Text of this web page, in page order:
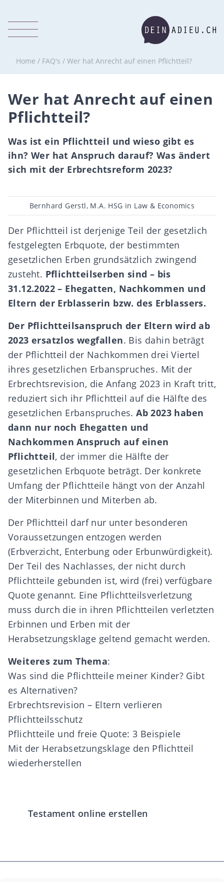
Home / FAQ's / Wer hat Anrecht auf einen Pflichtteil?
Wer hat Anrecht auf einen
Pflichtteil?
Was ist ein Pflichtteil und wieso gibt es
ihn? Wer hat Anspruch darauf? Was ändert
sich mit der Erbrechtsreform 2023?
Beitragsautor
Bernhard Gerstl, M.A. HSG in Law & Economics
Der Pflichtteil ist derjenige Teil der gesetzlich
festgelegten Erbquote, der bestimmten
gesetzlichen Erben grundsätzlich zwingend
zusteht. Pflichtteilserben sind – bis
31.12.2022 – Ehegatten, Nachkommen und
Eltern der Erblasserin bzw. des Erblassers.
Der Pflichtteilsanspruch der Eltern wird ab
2023 ersatzlos wegfallen. Bis dahin beträgt
der Pflichtteil der Nachkommen drei Viertel
ihres gesetzlichen Erbanspruches. Mit der
Erbrechtsrevision, die Anfang 2023 in Kraft tritt,
reduziert sich ihr Pflichtteil auf die Hälfte des
gesetzlichen Erbanspruches.Ab 2023 haben
dann nur noch Ehegatten und
Nachkommen Anspruch auf einen
Pflichtteil, der immer die Hälfte der
gesetzlichen Erbquote beträgt. Der konkrete
Umfang der Pflichtteile hängt von der Anzahl
der Miterbinnen und Miterben ab.
Der Pflichtteil darf nur unter besonderen
Voraussetzungen entzogen werden
(Erbverzicht, Enterbung oder Erbunwürdigkeit).
Der Teil des Nachlasses, der nicht durch
Pflichtteile gebunden ist, wird (frei) verfügbare
Quote genannt. Eine Pflichtteilsverletzung
muss durch die in ihren Pflichtteilen verletzten
Erbinnen und Erben mit der
Herabsetzungsklage geltend gemacht werden.
Weiteres zum Thema:
Was sind die Pflichtteile meiner Kinder? Gibt
es Alternativen?
Erbrechtsrevision – Eltern verlieren
Pflichtteilsschutz
Pflichtteile und freie Quote: 3 Beispiele
Mit der Herabsetzungsklage den Pflichtteil
wiederherstellen
Testament online erstellen